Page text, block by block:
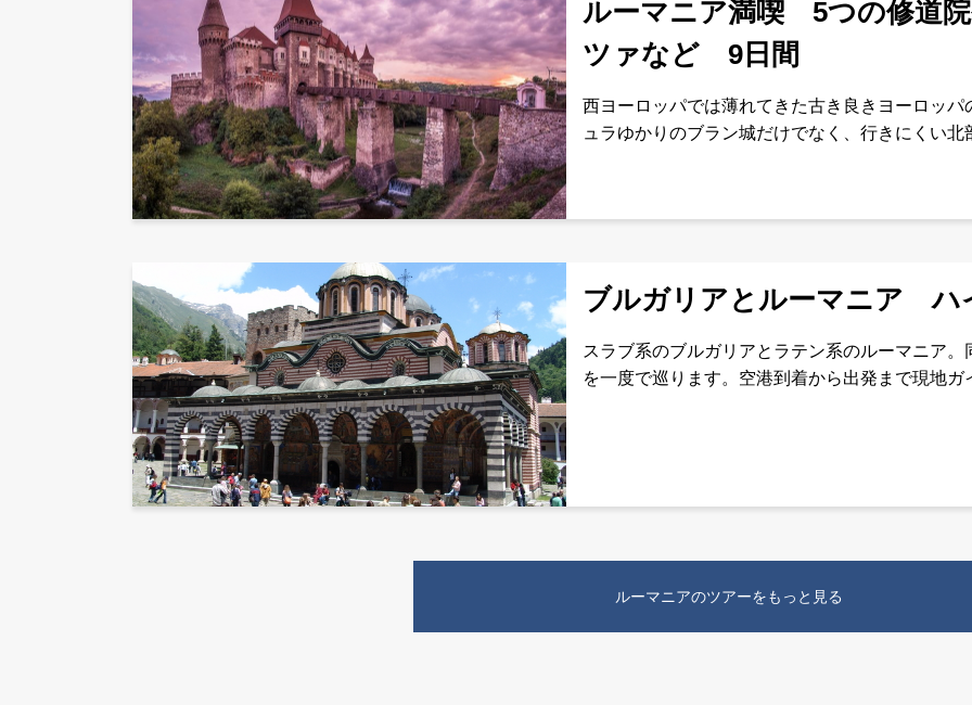
ルーマニア満喫 5つの修道
ツァなど 9日間
西ヨーロッパでは薄れてきた古き良きヨーロッ
ュラゆかりのブラン城だけでなく、行きにくい
ブルガリアとルーマニア
スラブ系のブルガリアとラテン系のルーマニア
を一度で巡ります。空港到着から出発まで現地
ルーマニアのツアーをもっと見る